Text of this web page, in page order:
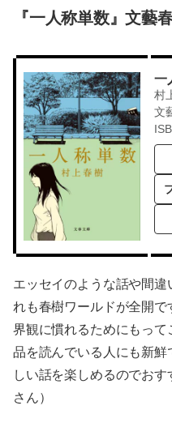
『一人称単数』文藝
一
村
文
エッセイのような話や間
れも春樹ワールドが全開
界観に慣れるためにもっ
品を読んでいる人にも新
しい話を楽しめるのでお
さん）